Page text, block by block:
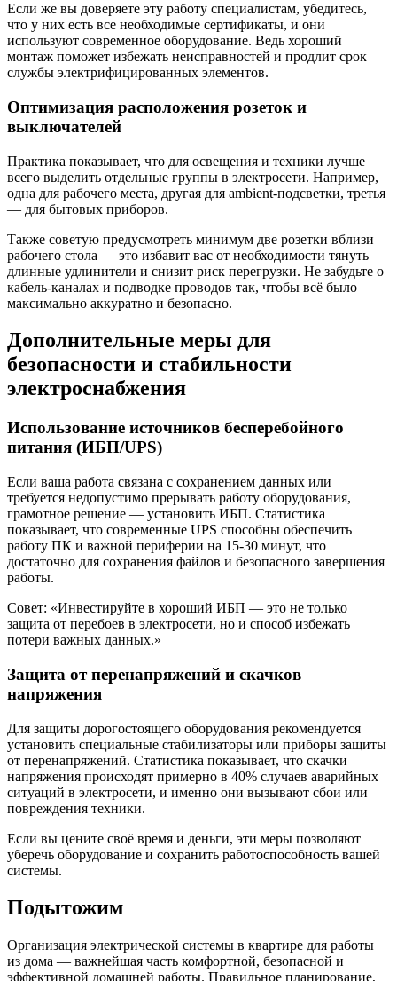
Если же вы доверяете эту работу специалистам, убедитесь,
что у них есть все необходимые сертификаты, и они
используют современное оборудование. Ведь хороший
монтаж поможет избежать неисправностей и продлит срок
службы электрифицированных элементов.
Оптимизация расположения розеток и
выключателей
Практика показывает, что для освещения и техники лучше
всего выделить отдельные группы в электросети. Например,
одна для рабочего места, другая для ambient-подсветки, третья
— для бытовых приборов.
Также советую предусмотреть минимум две розетки вблизи
рабочего стола — это избавит вас от необходимости тянуть
длинные удлинители и снизит риск перегрузки. Не забудьте о
кабель-каналах и подводке проводов так, чтобы всё было
максимально аккуратно и безопасно.
Дополнительные меры для
безопасности и стабильности
электроснабжения
Использование источников бесперебойного
питания (ИБП/UPS)
Если ваша работа связана с сохранением данных или
требуется недопустимо прерывать работу оборудования,
грамотное решение — установить ИБП. Статистика
показывает, что современные UPS способны обеспечить
работу ПК и важной периферии на 15-30 минут, что
достаточно для сохранения файлов и безопасного завершения
работы.
Совет: «Инвестируйте в хороший ИБП — это не только
защита от перебоев в электросети, но и способ избежать
потери важных данных.»
Защита от перенапряжений и скачков
напряжения
Для защиты дорогостоящего оборудования рекомендуется
установить специальные стабилизаторы или приборы защиты
от перенапряжений. Статистика показывает, что скачки
напряжения происходят примерно в 40% случаев аварийных
ситуаций в электросети, и именно они вызывают сбои или
повреждения техники.
Если вы цените своё время и деньги, эти меры позволяют
уберечь оборудование и сохранить работоспособность вашей
системы.
Подытожим
Организация электрической системы в квартире для работы
из дома — важнейшая часть комфортной, безопасной и
эффективной домашней работы. Правильное планирование,